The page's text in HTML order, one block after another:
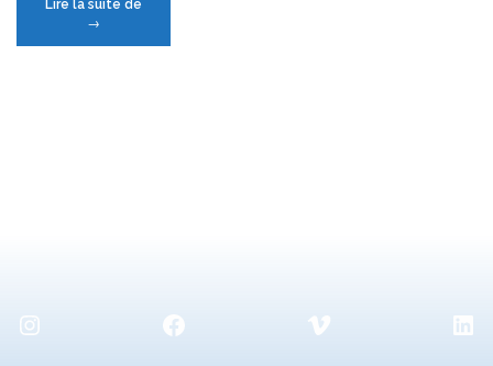
Lire la suite de
→
Instagram Facebook Vimeo